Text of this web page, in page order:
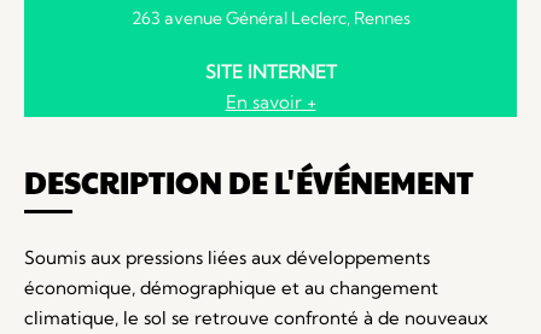
263 avenue Général Leclerc, Rennes
SITE INTERNET
En savoir +
DESCRIPTION DE L'ÉVÉNEMENT
Soumis aux pressions liées aux développements
économique, démographique et au changement
climatique, le sol se retrouve confronté à de nouveaux